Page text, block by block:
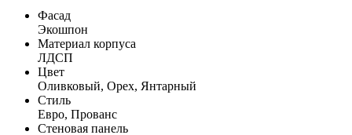
Фасад
Экошпон
Материал корпуса
ЛДСП
Цвет
Оливковый, Орех, Янтарный
Стиль
Евро, Прованс
Стеновая панель